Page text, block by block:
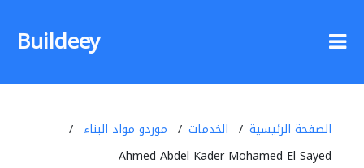
Buildeey
الصفحة الرئيسية الخدمات
موردو مواد البناء
Ahmed Abdel Kader Mohamed El Sayed